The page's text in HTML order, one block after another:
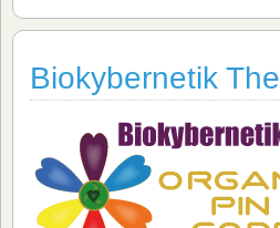
Biokybernetik